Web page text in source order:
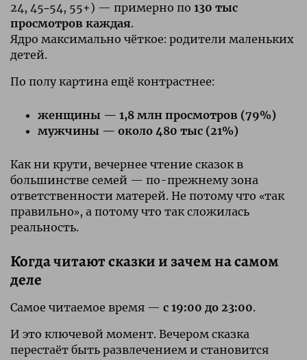
24, 45–54, 55+) — примерно по 130 тыс
просмотров каждая.
Ядро максимально чёткое: родители маленьких
детей.
По полу картина ещё контрастнее:
женщины — 1,8 млн просмотров (79%)
мужчины — около 480 тыс (21%)
Как ни крути, вечернее чтение сказок в
большинстве семей — по-прежнему зона
ответственности матерей. Не потому что «так
правильно», а потому что так сложилась
реальность.
Когда читают сказки и зачем на самом
деле
Самое читаемое время — с 19:00 до 23:00.
И это ключевой момент. Вечером сказка
перестаёт быть развлечением и становится